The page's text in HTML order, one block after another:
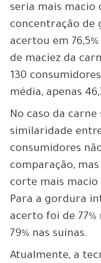
seria mais macio
concentração de
acertou em
de maciez da
130
média, apenas
No caso da
similaridade
consumidores
comparação,
corte mais macio
Para a gordura
acerto foi de 77%
79% nas suínas.
Atualmente, a